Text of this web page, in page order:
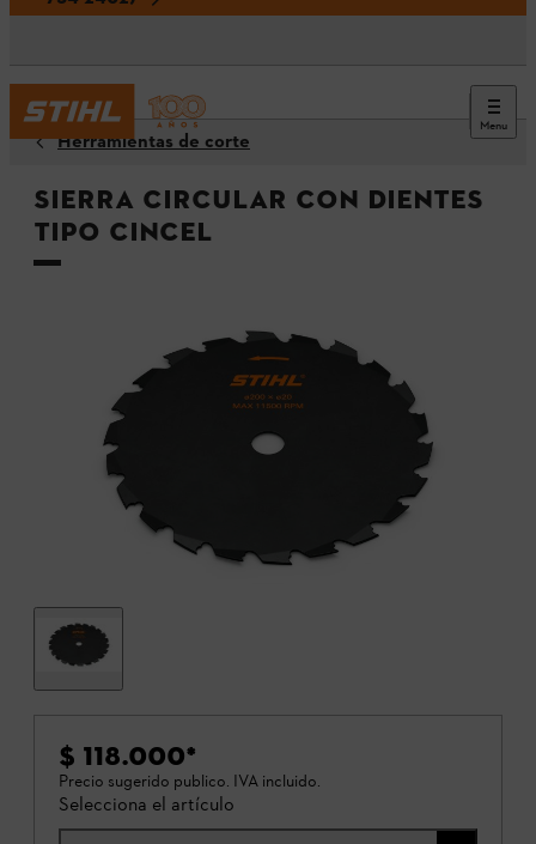
Menu
Herramientas de corte
Sierra circular con dientes
tipo cincel
$ 118.000*
Precio sugerido publico. IVA incluido.
Selecciona el artículo